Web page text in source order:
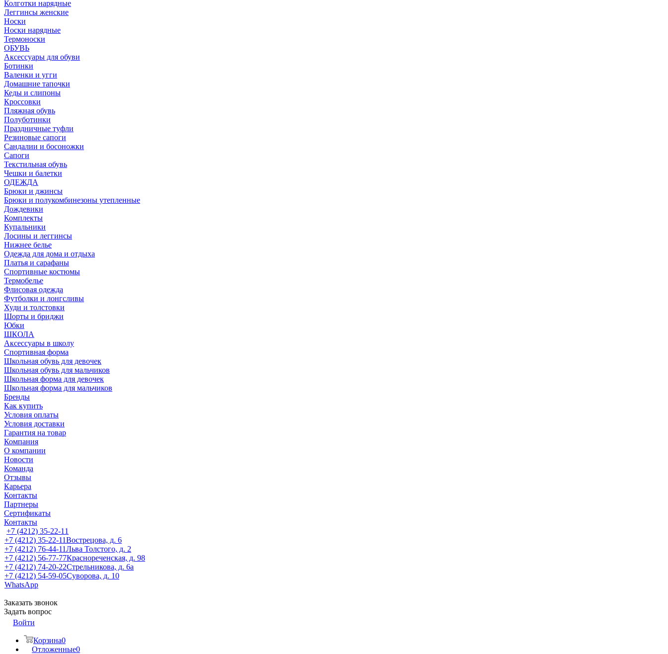
Колготки нарядные
Леггинсы женские
Носки
Носки нарядные
Термоноски
ОБУВЬ
Аксессуары для обуви
Ботинки
Валенки и угги
Домашние тапочки
Кеды и слипоны
Кроссовки
Пляжная обувь
Полуботинки
Праздничные туфли
Резиновые сапоги
Сандалии и босоножки
Сапоги
Текстильная обувь
Чешки и балетки
ОДЕЖДА
Брюки и джинсы
Брюки и полукомбинезоны утепленные
Дождевики
Комплекты
Купальники
Лосины и леггинсы
Нижнее белье
Одежда для дома и отдыха
Платья и сарафаны
Спортивные костюмы
Термобелье
Флисовая одежда
Футболки и лонгсливы
Худи и толстовки
Шорты и бриджи
Юбки
ШКОЛА
Аксессуары в школу
Спортивная форма
Школьная обувь для девочек
Школьная обувь для мальчиков
Школьная форма для девочек
Школьная форма для мальчиков
Бренды
Как купить
Условия оплаты
Условия доставки
Гарантия на товар
Компания
О компании
Новости
Команда
Отзывы
Карьера
Контакты
Партнеры
Сертификаты
Контакты
+7 (4212) 35-22-11
+7 (4212) 35-22-11Вострецова, д. 6
+7 (4212) 76-44-11Льва Толстого, д. 2
+7 (4212) 56-77-77Краснореченская, д. 98
+7 (4212) 74-20-22Стрельникова, д. 6а
+7 (4212) 54-59-05Суворова, д. 10
WhatsApp
Заказать звонок
Задать вопрос
Войти
Корзина0
Отложенные0